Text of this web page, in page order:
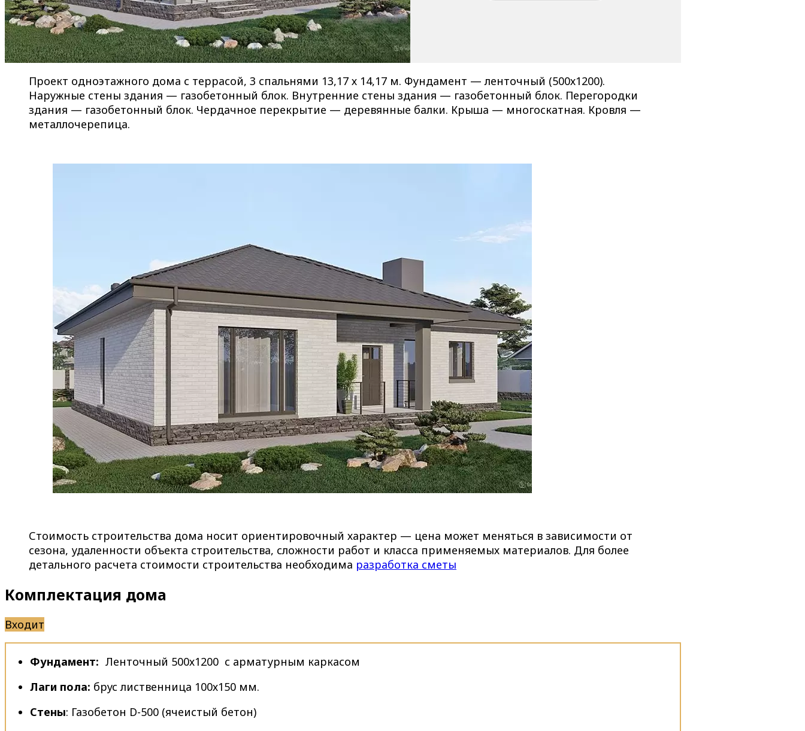
Проект одноэтажного дома с террасой, 3 спальнями 13,17 х 14,17 м. Фундамент — ленточный (500х1200).
Наружные стены здания — газобетонный блок. Внутренние стены здания — газобетонный блок. Перегородки
здания — газобетонный блок. Чердачное перекрытие — деревянные балки. Крыша — многоскатная. Кровля —
металлочерепица.
Стоимость строительства дома носит ориентировочный характер — цена может меняться в зависимости от
сезона, удаленности объекта строительства, сложности работ и класса применяемых материалов. Для более
детального расчета стоимости строительства необходима разработка сметы
Комплектация дома
Входит
Фундамент: Ленточный 500х1200 с арматурным каркасом
Лаги пола: брус лиственница 100х150 мм.
Стены: Газобетон D-500 (ячеистый бетон)